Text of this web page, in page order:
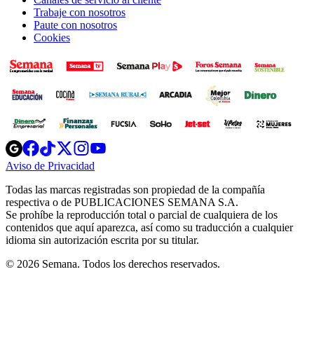
Trabaje con nosotros
Paute con nosotros
Cookies
Opens
in
new
Opens
in
new
Opens
in
new
window
Opens
new
windowwindow
Aviso de Privacidad
new
window
Todas las marcas registradas son propiedad de la compañía
respectiva o de PUBLICACIONES SEMANA S.A.
Se prohíbe la reproducción total o parcial de cualquiera de los
contenidos que aquí aparezca, así como su traducción a cualquier
idioma sin autorización escrita por su titular.
© 2026 Semana. Todos los derechos reservados.